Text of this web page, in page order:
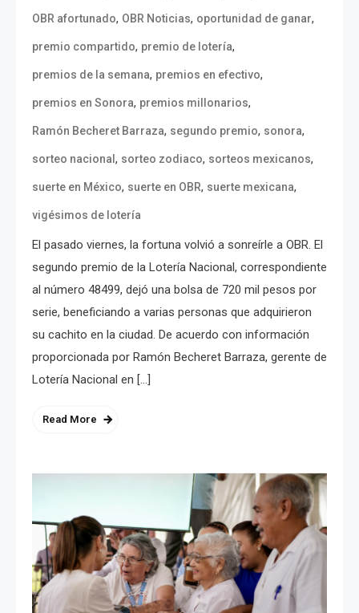
OBR afortunado, OBR Noticias, oportunidad de ganar,
premio compartido, premio de lotería,
premios de la semana, premios en efectivo,
premios en Sonora, premios millonarios,
Ramón Becheret Barraza, segundo premio, sonora,
sorteo nacional , sorteo zodiaco, sorteos mexicanos,
suerte en México, suerte en OBR, suerte mexicana,
vigésimos de lotería
El pasado viernes, la fortuna volvió a sonreírle a OBR. El
segundo premio de la Lotería Nacional, correspondiente
al número 48499, dejó una bolsa de 720 mil pesos por
serie, beneficiando a varias personas que adquirieron
su cachito en la ciudad. De acuerdo con información
proporcionada por Ramón Becheret Barraza, gerente de
Lotería Nacional en […]
Read More